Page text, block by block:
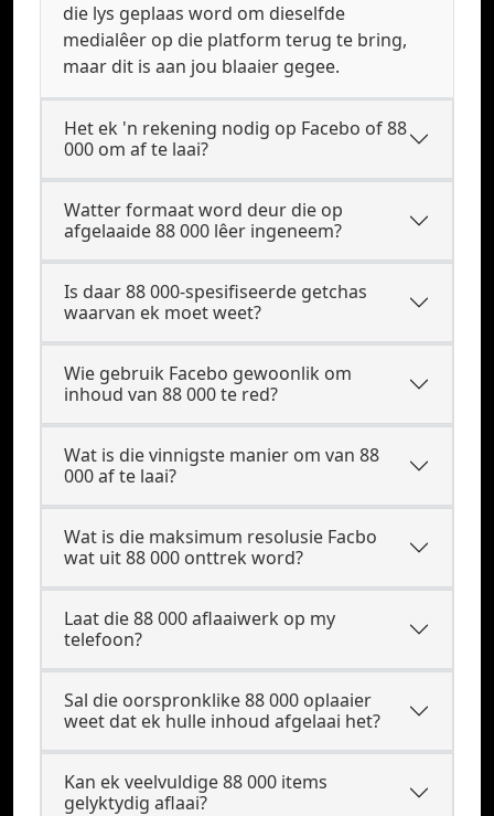
die lys geplaas word om dieselfde
medialêer op die platform terug te bring,
maar dit is aan jou blaaier gegee.
Het ek 'n rekening nodig op Facebo of 88
000 om af te laai?
Watter formaat word deur die op
afgelaaide 88 000 lêer ingeneem?
Is daar 88 000-spesifiseerde getchas
waarvan ek moet weet?
Wie gebruik Facebo gewoonlik om
inhoud van 88 000 te red?
Wat is die vinnigste manier om van 88
000 af te laai?
Wat is die maksimum resolusie Facbo
wat uit 88 000 onttrek word?
Laat die 88 000 aflaaiwerk op my
telefoon?
Sal die oorspronklike 88 000 oplaaier
weet dat ek hulle inhoud afgelaai het?
Kan ek veelvuldige 88 000 items
gelyktydig aflaai?